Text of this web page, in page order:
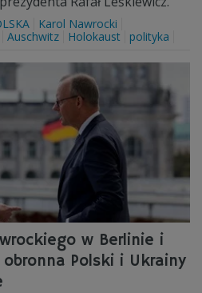
Karol Nawrocki
Auschwitz Holokaust polityka
w Berlinie i
obronna Polski i Ukrainy